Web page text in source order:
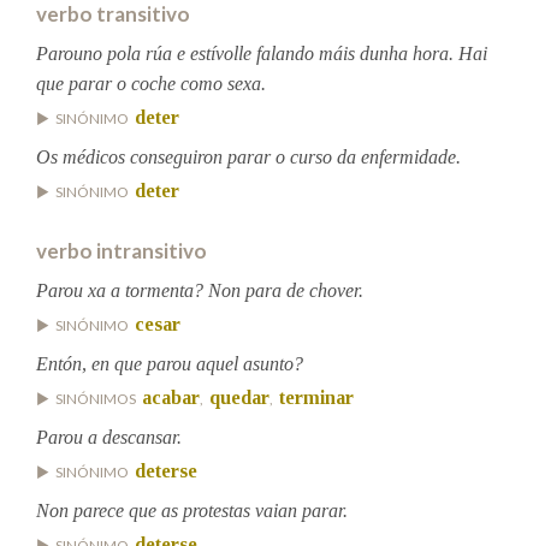
Na fraseoloxía
OUTRAS OPCIÓNS DE BUSCA
Pertence a
LIMPAR
verbo transitivo
Parouno pola rúa e estívolle falando máis dunha hora. Hai
que parar o coche como sexa.
SINÓNIMO deter
Os médicos conseguiron parar o curso da enfermidade.
SINÓNIMO deter
verbo intransitivo
Parou xa a tormenta? Non para de chover.
SINÓNIMO cesar
Entón, en que parou aquel asunto?
SINÓNIMOS acabar, quedar, terminar
Parou a descansar.
SINÓNIMO deterse
Non parece que as protestas vaian parar.